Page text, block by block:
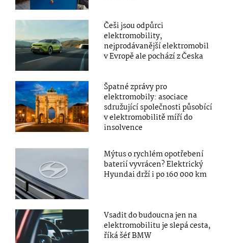
Češi jsou odpůrci
elektromobility,
nejprodávanější elektromobil
v Evropě ale pochází z Česka
Špatné zprávy pro
elektromobily: asociace
sdružující společnosti působící
v elektromobilitě míří do
insolvence
Mýtus o rychlém opotřebení
baterií vyvrácen? Elektrický
Hyundai drží i po 160 000 km
Vsadit do budoucna jen na
elektromobilitu je slepá cesta,
říká šéf BMW